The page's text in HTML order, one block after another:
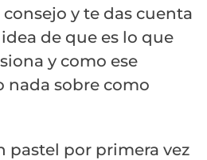
y te das cuenta
de que es lo que
y como ese
nada sobre como
pastel por primera vez